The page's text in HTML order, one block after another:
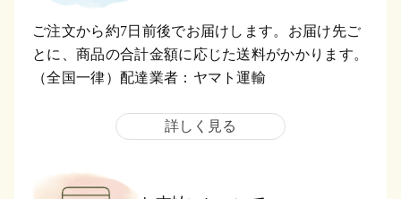
ご注文から約7日前後でお届けします。お届け先ご
とに、商品の合計金額に応じた送料がかかります。
（全国一律）配達業者：ヤマト運輸
詳しく見る